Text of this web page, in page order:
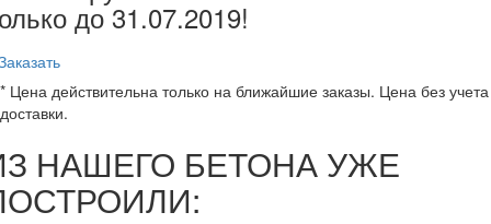
до31.07.2019!
* Цена действительна только на ближайшие заказы. Цена без учета
доставки.
НАШЕГО БЕТОНА УЖЕ